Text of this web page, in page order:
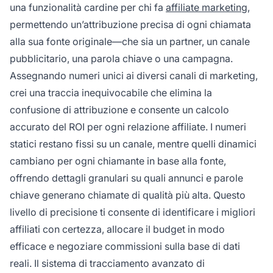
una funzionalità cardine per chi fa affiliate marketing,
permettendo un’attribuzione precisa di ogni chiamata
alla sua fonte originale—che sia un partner, un canale
pubblicitario, una parola chiave o una campagna.
Assegnando numeri unici ai diversi canali di marketing,
crei una traccia inequivocabile che elimina la
confusione di attribuzione e consente un calcolo
accurato del ROI per ogni relazione affiliate. I numeri
statici restano fissi su un canale, mentre quelli dinamici
cambiano per ogni chiamante in base alla fonte,
offrendo dettagli granulari su quali annunci e parole
chiave generano chiamate di qualità più alta. Questo
livello di precisione ti consente di identificare i migliori
affiliati con certezza, allocare il budget in modo
efficace e negoziare commissioni sulla base di dati
reali. Il sistema di tracciamento avanzato di